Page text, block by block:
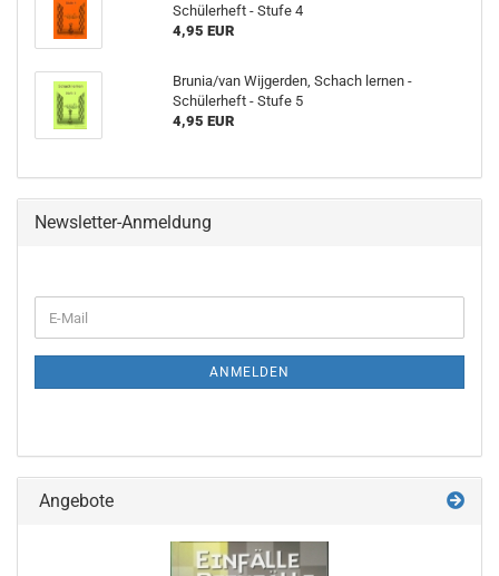
Schülerheft - Stufe 4
4,95 EUR
Brunia/van Wijgerden, Schach lernen -
Schülerheft - Stufe 5
4,95 EUR
Newsletter-Anmeldung
ZUR
E-
Mail
ANMELDEN
Angebote